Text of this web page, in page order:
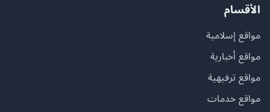
الأقسام
مواقع إسلامية
مواقع أخبارية
مواقع ترفيهية
مواقع خدمات